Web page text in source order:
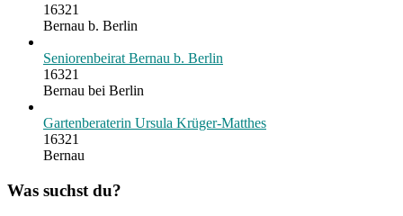
16321
Bernau b. Berlin
Seniorenbeirat Bernau b. Berlin
16321
Bernau bei Berlin
Gartenberaterin Ursula Krüger-Matthes
16321
Bernau
Was suchst du?